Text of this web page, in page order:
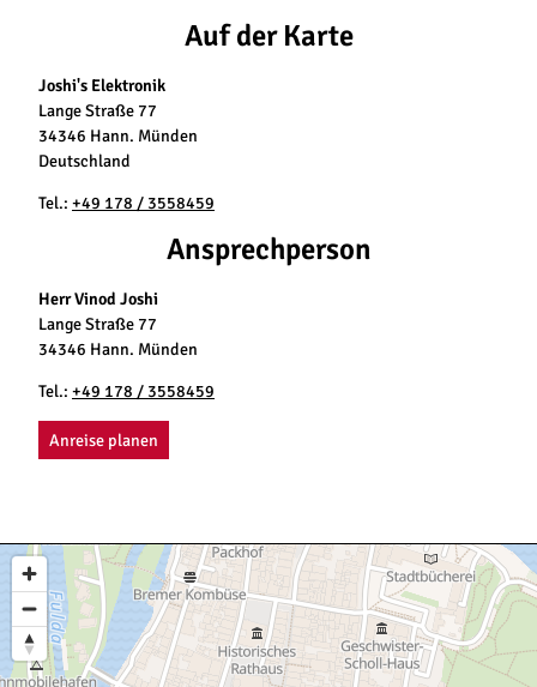
Auf der Karte
Joshi's Elektronik
Lange Straße 77
34346 Hann. Münden
Deutschland
Tel.: +49 178 / 3558459
Ansprechperson
Herr Vinod Joshi
Lange Straße 77
34346 Hann. Münden
Tel.: +49 178 / 3558459
Anreise planen